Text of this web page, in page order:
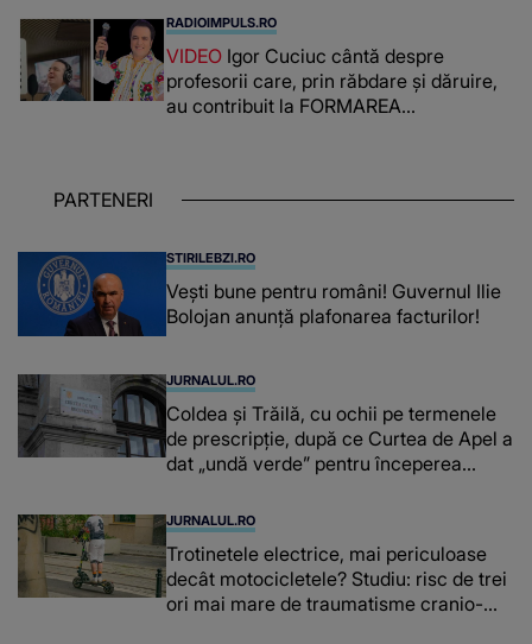
românca ucisă în Italia și ascunsă în
lada unui pat: " Îmi pare rău că nu am
reușit să fac mai mult pentru ea și..."
RADIOIMPULS.RO
VIDEO Igor Cuciuc cântă despre
profesorii care, prin răbdare și dăruire,
au contribuit la FORMAREA
chiar și după trecerea anilor: "De
PARTENERI
STIRILEBZI.RO
Vești bune pentru români! Guvernul Ilie
Bolojan anunță plafonarea facturilor!
JURNALUL.RO
Coldea și Trăilă, cu ochii pe termenele
de prescripție, după ce Curtea de Apel a
dat „undă verde” pentru începerea
JURNALUL.RO
Trotinetele electrice, mai periculoase
decât motocicletele? Studiu: risc de trei
ori mai mare de traumatisme cranio-